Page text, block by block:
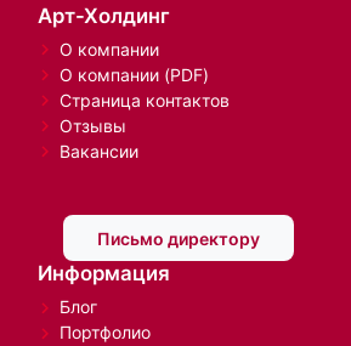
Арт-Холдинг
О компании
О компании (PDF)
Страница контактов
Отзывы
Вакансии
Письмо директору
Информация
Блог
Портфолио